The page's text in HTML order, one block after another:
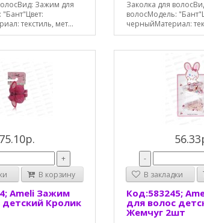
Зажим для
текстиль, мет...
Заколка для
волосМодель:
черныйМатериал:
75.10р.
+
В корзину
Ameli Зажим
детский Кролик
-
В закладки
Код:583245;
для волос
Жемчуг 2шт